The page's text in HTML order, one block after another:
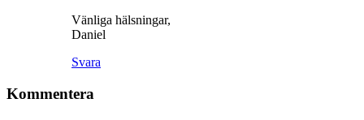
Vänliga hälsningar,
Daniel
Svara
Kommentera